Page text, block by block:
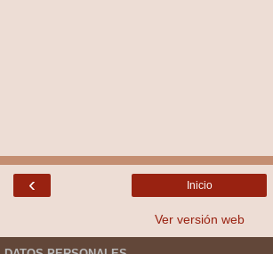
‹ Inicio
Ver versión web